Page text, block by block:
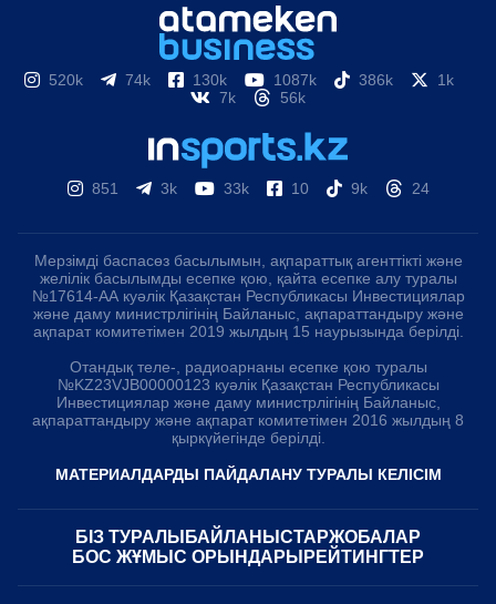
520k 74k 130k 1087k 386k
1k
7k
56k
851 3k 33k 10 9k 24
Мерзімді баспасөз басылымын, ақпараттық агенттікті және
желілік басылымды есепке қою, қайта есепке алу туралы
№17614-АА куәлік Қазақстан Республикасы Инвестициялар
және даму министрлігінің Байланыс, ақпараттандыру және
ақпарат комитетімен 2019 жылдың 15 наурызында берілді.
Отандық теле-, радиоарнаны есепке қою туралы
№KZ23VJB00000123 куәлік Қазақстан Республикасы
Инвестициялар және даму министрлігінің Байланыс,
ақпараттандыру және ақпарат комитетімен 2016 жылдың 8
қыркүйегінде берілді.
МАТЕРИАЛДАРДЫ ПАЙДАЛАНУ ТУРАЛЫ КЕЛІСІМ
БІЗ ТУРАЛЫ БАЙЛАНЫСТАРЖОБАЛАР
БОС ЖҰМЫС ОРЫНДАРЫ РЕЙТИНГТЕР